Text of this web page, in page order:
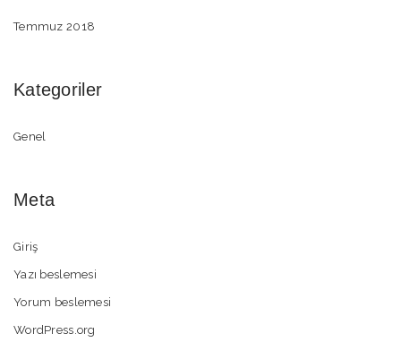
Temmuz 2018
Kategoriler
Genel
Meta
Giriş
Yazı beslemesi
Yorum beslemesi
WordPress.org